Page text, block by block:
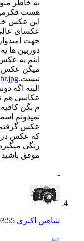
به خاطر
هست
این عکس
عکسای عالی
جهت
دوربین ها
اینم یه
میگن عکس
نیست.
البته اگه
عکاسی هم
م بگن
نمیدونم
عکس
که عکس در
رنگی
موفق باشید
شاهین اکبری